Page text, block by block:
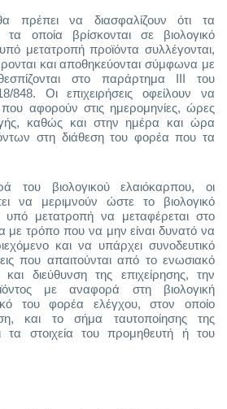
πρέπει να διασφαλίζουν ότι τα
τα οποία βρίσκονται σε βιολογικό
μετατροπή προϊόντα συλλέγονται,
και αποθηκεύονται σύμφωνα με
στο παράρτημα III του
848. Οι επιχειρήσεις οφείλουν να
που αφορούν στις ημερομηνίες, ώρες
καθώς και στην ημέρα και ώρα
στη διάθεση του φορέα που τα
του βιολογικού ελαιόκαρπου, οι
να μεριμνούν ώστε το βιολογικό
υπό μετατροπή να μεταφέρεται στο
με τρόπο που να μην είναι δυνατό να
και να υπάρχει συνοδευτικό
που απαιτούνται από το ενωσιακό
διεύθυνση της επιχείρησης, την
με αναφορά στη βιολογική
του φορέα ελέγχου, στον οποίο
και το σήμα ταυτοποίησης της
τα στοιχεία του προμηθευτή ή του